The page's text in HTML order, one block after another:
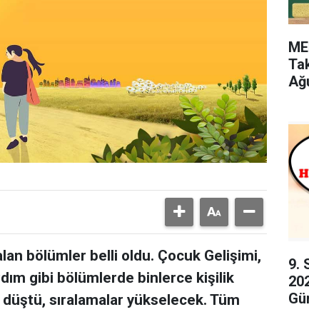
bölümler belli oldu. Çocuk Gelişimi,
gibi bölümlerde binlerce kişilik
sıralamalar yükselecek. Tüm
9.